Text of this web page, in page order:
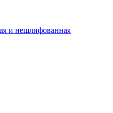
и нешлифованная